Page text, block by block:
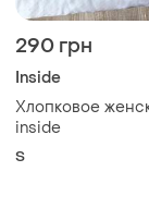
290 грн
Inside
Хлопковое
inside
S